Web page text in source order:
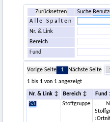
Zurücksetzen Suche
Alle Spalten
Nr. & Link
Bereich
Fund
Vorige Seite 1 Nächste Seite
1 bis 1 von 1 angezeigt
Nr. & Link Bereich
Fund
53.
Stoffgruppe
,